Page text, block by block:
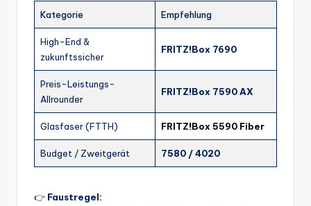
Kategorie Empfehlung
High-End &
zukunftssicher
FRITZ!Box 7690
Preis-Leistungs-
Allrounder
FRITZ!Box 7590 AX
Glasfaser (FTTH) FRITZ!Box 5590 Fiber
Budget / Zweitgerät 7580 / 4020
👉 Faustregel: